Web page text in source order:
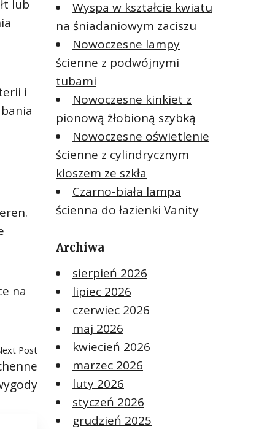
lub
i
na
Post
Wyspa w kształcie kwiatu
na śniadaniowym zaciszu
Nowoczesne lampy
ścienne z podwójnymi
tubami
Nowoczesne kinkiet z
pionową żłobioną szybką
Nowoczesne oświetlenie
ścienne z cylindrycznym
kloszem ze szkła
Czarno-biała lampa
ścienna do łazienki Vanity
Archiwa
sierpień 2026
lipiec 2026
czerwiec 2026
maj 2026
kwiecień 2026
marzec 2026
luty 2026
styczeń 2026
grudzień 2025